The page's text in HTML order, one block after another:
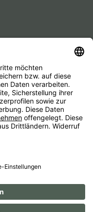
zzgl.
Datenschutz